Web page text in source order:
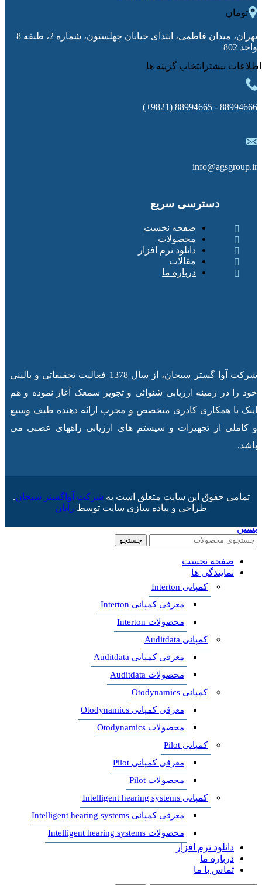
0 تومان
انتخاب گزینه ها
تهران، میدان فاطمی، ابتدای خیابان چهلستون، شماره 2، طبقه 8
واحد 802
88994666
-
88994665
(9821+)
info@agsgroup.ir
دسترسی سریع
صفحه نخست
محصولات
دانلود نرم افزار
مقالات
درباره ما
شرکت آوا گستر سبحان، از سال 1378 فعالیت تحقیقاتی و بالینی
خود را در زمینه ارزیابی شنوائی و تجویز سمعک آغاز نموده و هم
اینک با همکاری کادری متخصص و مجرب ارائه دهنده طیف وسیع
و کاملی از تجهیزات و سیستم های ارزیابی راههای عصبی می
باشد.
تمامی حقوق این سایت متعلق است به شرکت آواگستر سبحان.
طراحی و پیاده سازی سایت توسط رایان
بستن
جستجو
صفحه نخست
نمایندگی ها
کمپانی Interton
معرفی کمپانی Interton
محصولات Interton
کمپانی Auditdata
معرفی کمپانی Auditdata
محصولات Auditdata
کمپانی Otodynamics
معرفی کمپانی Otodynamics
محصولات Otodynamics
کمپانی Pilot
معرفی کمپانی Pilot
محصولات Pilot
کمپانی Intelligent hearing systems
معرفی کمپانی Intelligent hearing systems
محصولات Intelligent hearing systems
دانلود نرم افزار
درباره ما
تماس با ما